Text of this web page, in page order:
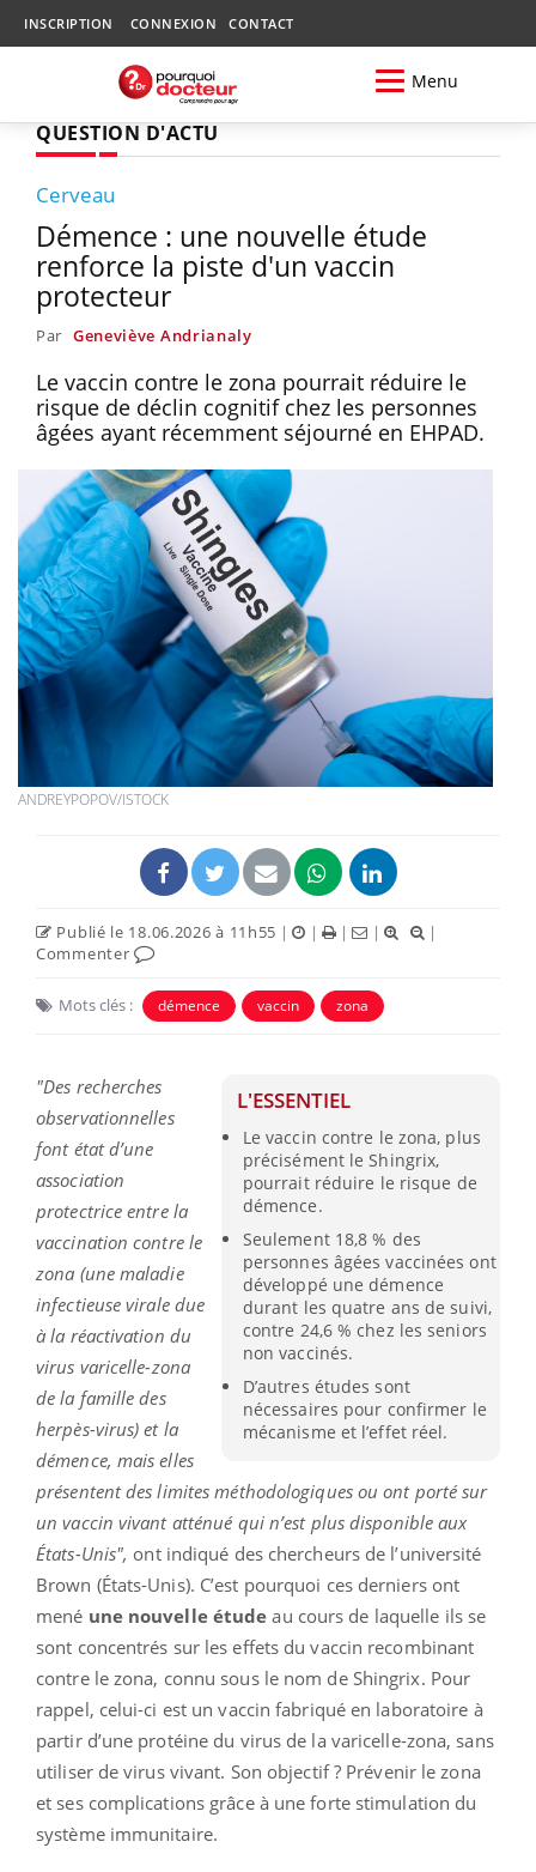
INSCRIPTION CONNEXION CONTACT
Menu
QUESTION D'ACTU
Cerveau
Démence : une nouvelle étude
renforce la piste d'un vaccin
protecteur
Par Geneviève Andrianaly
Le vaccin contre le zona pourrait réduire le
risque de déclin cognitif chez les personnes
âgées ayant récemment séjourné en EHPAD.
ANDREYPOPOV/ISTOCK
Publié le 18.06.2026 à 11h55 | | | |
|
Commenter
Mots clés : démence vaccin zona
L'ESSENTIEL
Le vaccin contre le zona, plus
précisément le Shingrix,
pourrait réduire le risque de
démence.
Seulement 18,8 % des
personnes âgées vaccinées ont
développé une démence
durant les quatre ans de suivi,
contre 24,6 % chez les seniors
non vaccinés.
D’autres études sont
nécessaires pour confirmer le
mécanisme et l’effet réel.
"Des recherches
observationnelles
font état d’une
association
protectrice entre la
vaccination contre le
zona (une maladie
infectieuse virale due
à la réactivation du
virus varicelle-zona
de la famille des
herpès-virus) et la
démence, mais elles
présentent des limites méthodologiques ou ont porté sur
un vaccin vivant atténué qui n’est plus disponible aux
États-Unis", ont indiqué des chercheurs de l’université
Brown (États-Unis). C’est pourquoi ces derniers ont
mené une nouvelle étude au cours de laquelle ils se
sont concentrés sur les effets du vaccin recombinant
contre le zona, connu sous le nom de Shingrix. Pour
rappel, celui-ci est un vaccin fabriqué en laboratoire à
partir d’une protéine du virus de la varicelle-zona, sans
utiliser de virus vivant. Son objectif ? Prévenir le zona
et ses complications grâce à une forte stimulation du
système immunitaire.